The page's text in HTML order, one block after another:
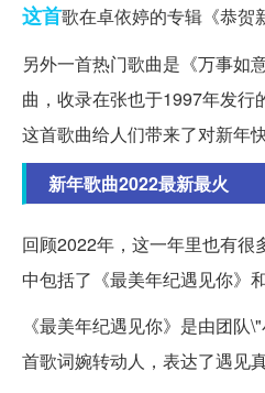
这首歌在卓依婷的专辑《恭贺
另外一首热门歌曲是《万事如
曲，收录在张也于1997年发行
这首歌曲给人们带来了对新年
新年歌曲2022最新最火
回顾2022年，这一年里也有很
中包括了《最美年纪遇见你》
《最美年纪遇见你》是由团队
首歌词婉转动人，表达了遇见